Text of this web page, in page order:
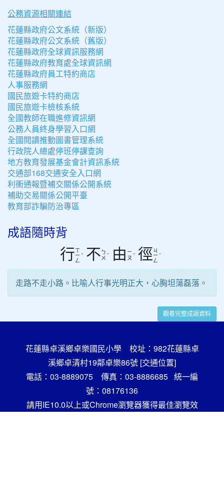
公務資源相關連結
花蓮縣政府公文系統（新版）
花蓮縣政府公文系統（舊版）
花蓮縣政府全球資訊服務網
花蓮縣政府教育處全球資訊網
花蓮縣政府員工特約商店
人事服務網
國民旅遊卡特約商店
國民旅遊卡檢核系統
全國教師在職進修資訊網
公務人員終身學習入口網
全國閱讀推動圖書管理系統
行政院人總處停班停課查詢
地方教育發展基金會計資訊系統
交通部168交通安全入口網
利衝通報暨補交關係公開系統
補助交易關係公開平臺
教育部詐騙防治專區
成語隨時背
行ㄒ
ㄧ
ㄥ
ˊ 不 ㄅ
ㄨ ˋ 由 ㄧ
ㄡ ˊ 徑 ㄐ
ㄧ
ㄥ
ˋ
走路不走小路。比喻人行事光明正大，心胸坦蕩磊落。
觀看完整成語資料
花蓮縣卓溪鄉卓樂國民小學 校址：982花蓮縣卓
溪鄉卓清村19鄰卓樂86號 [交通位置]
電話：03-8889075 傳真：03-8886685 統一編
號：08176136
請用IE10.0以上或Chrome瀏覽器獲得最佳瀏覽效